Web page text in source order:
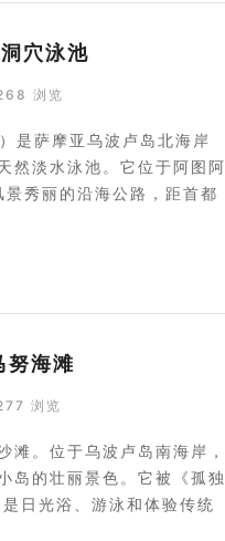
穴泳池
浏览
是萨摩亚乌波卢岛北海岸
然淡水泳池。它位于阿图阿
秀丽的沿海公路，距首都
海滩
浏览
滩。位于乌波卢岛南海岸，
岛的壮丽景色。它被《孤独
日光浴、游泳和体验传统